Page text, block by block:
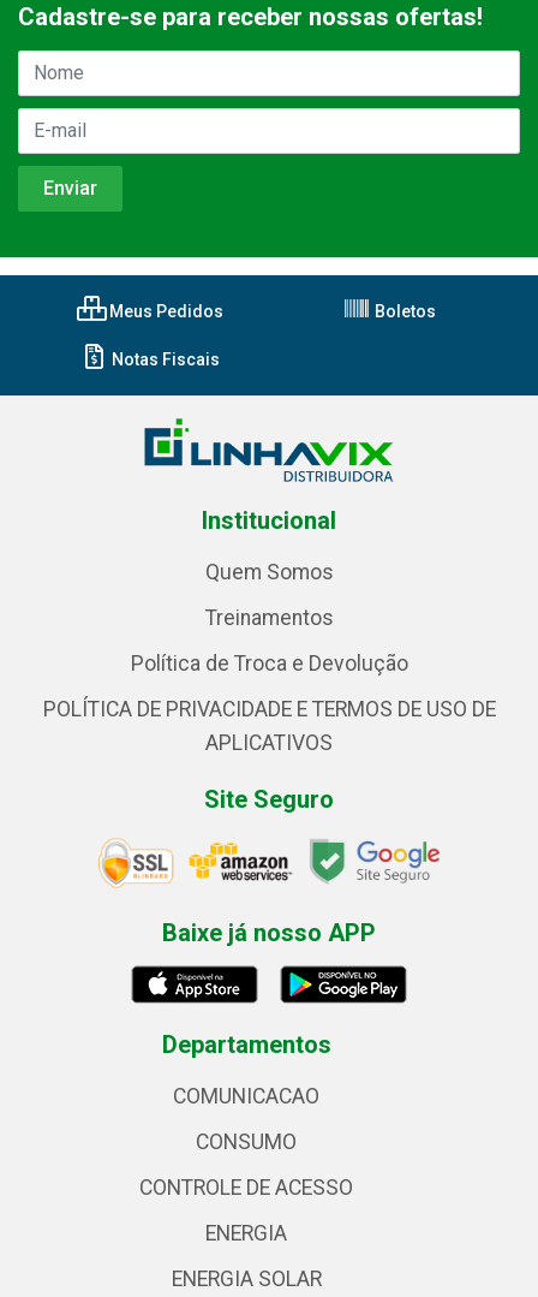
Cadastre-se para receber nossas ofertas!
Meus Pedidos Boletos
Notas Fiscais
Institucional
Quem Somos
Treinamentos
Política de Troca e Devolução
POLÍTICA DE PRIVACIDADE E TERMOS DE USO DE
APLICATIVOS
Site Seguro
Baixe já nosso APP
Departamentos
COMUNICACAO
CONSUMO
CONTROLE DE ACESSO
ENERGIA
ENERGIA SOLAR